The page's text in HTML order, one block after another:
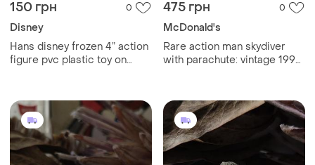
150 грн 0
Disney
Hans disney frozen 4” action
figure pvc plastic toy on
475 грн 0
McDonald's
Rare action man skydiver
with parachute: vintage 1999
figure (1999)